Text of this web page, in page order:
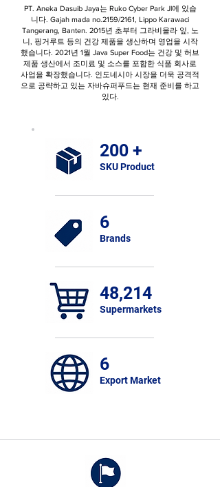
PT. Aneka Dasuib Jaya는 Ruko Cyber ​​Park Jl에 있습
니다. Gajah mada no.2159/2161, Lippo Karawaci
Tangerang, Banten. 2015년 초부터 그라비올라 잎, 노
니, 핑거루트 등의 건강 제품을 생산하며 영업을 시작
했습니다. 2021년 1월 Java Super Food는 건강 및 허브
제품 생산에서 조미료 및 소스를 포함한 식품 회사로
사업을 확장했습니다. 인도네시아 시장을 더욱 공격적
으로 공략하고 있는 자바슈퍼푸드는 현재 준비를 하고
있다.
200 +
SKU Product
6
Brands
48,214
Supermarkets
6
Export Market